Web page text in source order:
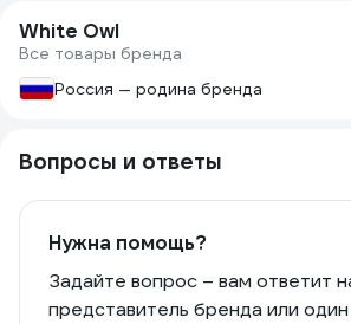
White Owl
Все товары бренда
Россия — родина бренда
Вопросы и ответы
Нужна помощь?
Задайте вопрос – вам ответит
представитель бренда или один